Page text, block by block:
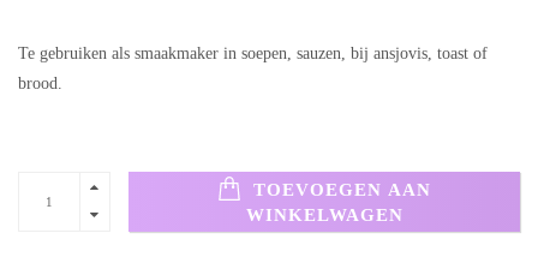
Te gebruiken als smaakmaker in soepen, sauzen, bij ansjovis, toast of
brood.
TOEVOEGEN AAN
WINKELWAGEN